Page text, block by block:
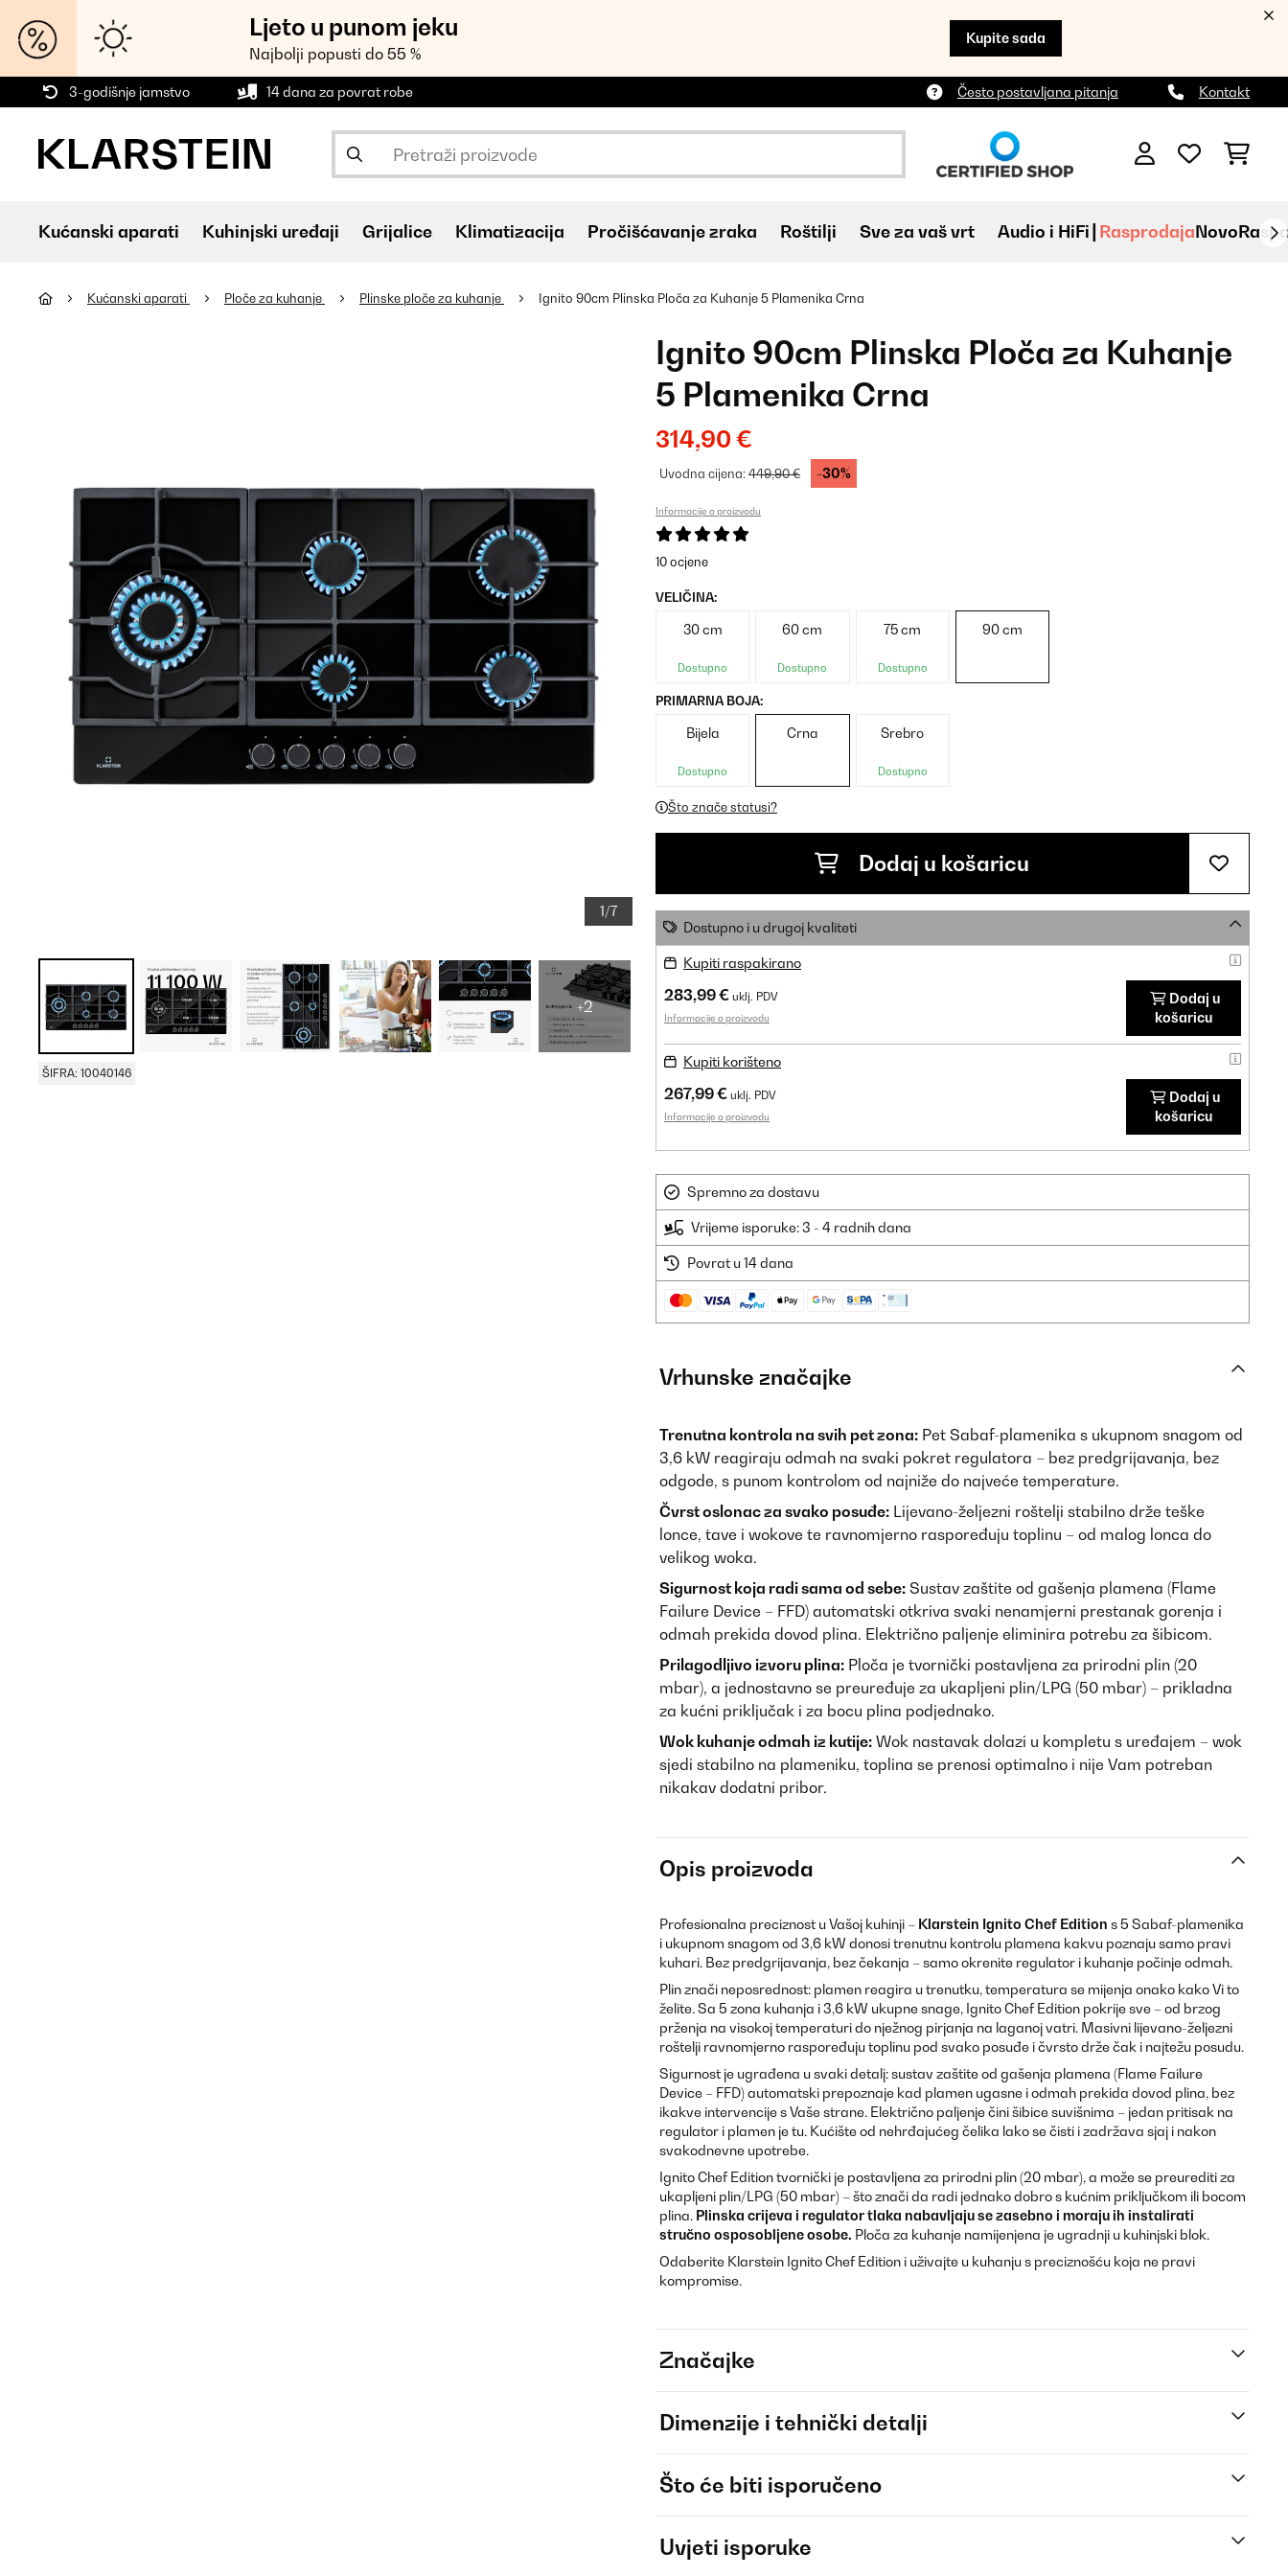
Ljeto u punom jeku
Najbolji popusti do 55 %
Kupite sada
3-godišnje jamstvo 14 dana za povrat robe Često postavljana pitanja Kontakt
Kućanski aparati Kuhinjski uređaji Grijalice Klimatizacija Pročišćavanje zraka Roštilji Sve za vaš vrt Audio i HiFi RasprodajaNovo
Kućanski aparati Ploče za kuhanje Plinske ploče za kuhanje Ignito 90cm Plinska Ploča za Kuhanje 5 Plamenika Crna
1/7
+2
ŠIFRA: 10040146
Ignito 90cm Plinska Ploča za Kuhanje
5 Plamenika Crna
314,90 €
Uvodna cijena:449,90 € -30%
Informacije o proizvodu
10 ocjene
VELIČINA:
30 cm
Dostupno
60 cm
Dostupno
75 cm
Dostupno
90 cm
PRIMARNA BOJA:
Bijela
Dostupno
Crna Srebro
Dostupno
Što znače statusi?
Dodaj u košaricu
Dostupno i u drugoj kvaliteti
Kupiti raspakirano
283,99 € uklj. PDV
Informacije o proizvodu
Dodaj u
košaricu
Kupiti korišteno
267,99 € uklj. PDV
Informacije o proizvodu
Dodaj u
košaricu
Spremno za dostavu
Vrijeme isporuke: 3 - 4 radnih dana
Povrat u 14 dana
Vrhunske značajke
Trenutna kontrola na svih pet zona: Pet Sabaf-plamenika s ukupnom snagom od
3,6 kW reagiraju odmah na svaki pokret regulatora – bez predgrijavanja, bez
odgode, s punom kontrolom od najniže do najveće temperature.
Čvrst oslonac za svako posuđe: Lijevano-željezni roštelji stabilno drže teške
lonce, tave i wokove te ravnomjerno raspoređuju toplinu – od malog lonca do
velikog woka.
Sigurnost koja radi sama od sebe: Sustav zaštite od gašenja plamena (Flame
Failure Device – FFD) automatski otkriva svaki nenamjerni prestanak gorenja i
odmah prekida dovod plina. Električno paljenje eliminira potrebu za šibicom.
Prilagodljivo izvoru plina: Ploča je tvornički postavljena za prirodni plin (20
mbar), a jednostavno se preuređuje za ukapljeni plin/LPG (50 mbar) – prikladna
za kućni priključak i za bocu plina podjednako.
Wok kuhanje odmah iz kutije: Wok nastavak dolazi u kompletu s uređajem – wok
sjedi stabilno na plameniku, toplina se prenosi optimalno i nije Vam potreban
nikakav dodatni pribor.
Opis proizvoda
Profesionalna preciznost u Vašoj kuhinji – Klarstein Ignito Chef Edition s 5 Sabaf-plamenika
i ukupnom snagom od 3,6 kW donosi trenutnu kontrolu plamena kakvu poznaju samo pravi
kuhari. Bez predgrijavanja, bez čekanja – samo okrenite regulator i kuhanje počinje odmah.
Plin znači neposrednost: plamen reagira u trenutku, temperatura se mijenja onako kako Vi to
želite. Sa 5 zona kuhanja i 3,6 kW ukupne snage, Ignito Chef Edition pokrije sve – od brzog
prženja na visokoj temperaturi do nježnog pirjanja na laganoj vatri. Masivni lijevano-željezni
roštelji ravnomjerno raspoređuju toplinu pod svako posuđe i čvrsto drže čak i najtežu posudu.
Sigurnost je ugrađena u svaki detalj: sustav zaštite od gašenja plamena (Flame Failure
Device – FFD) automatski prepoznaje kad plamen ugasne i odmah prekida dovod plina, bez
ikakve intervencije s Vaše strane. Električno paljenje čini šibice suvišnima – jedan pritisak na
regulator i plamen je tu. Kućište od nehrđajućeg čelika lako se čisti i zadržava sjaj i nakon
svakodnevne upotrebe.
Ignito Chef Edition tvornički je postavljena za prirodni plin (20 mbar), a može se preurediti za
ukapljeni plin/LPG (50 mbar) – što znači da radi jednako dobro s kućnim priključkom ili bocom
plina. Plinska crijeva i regulator tlaka nabavljaju se zasebno i moraju ih instalirati
stručno osposobljene osobe. Ploča za kuhanje namijenjena je ugradnji u kuhinjski blok.
Odaberite Klarstein Ignito Chef Edition i uživajte u kuhanju s preciznošću koja ne pravi
kompromise.
Značajke
Dimenzije i tehnički detalji
Što će biti isporučeno
Uvjeti isporuke